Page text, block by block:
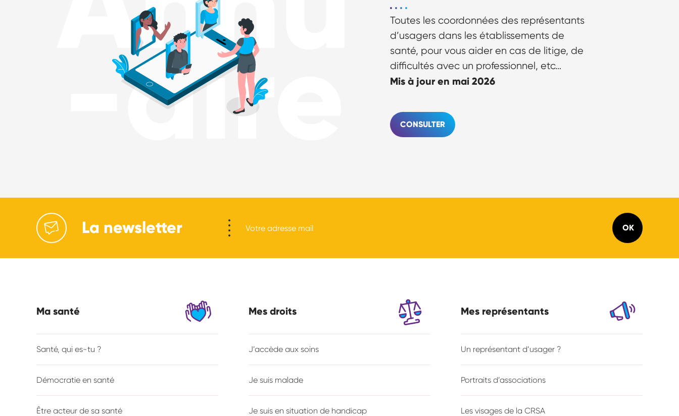
-aire
Toutes les coordonnées des représentants
d’usagers dans les établissements de
santé, pour vous aider en cas de litige, de
difficultés avec un professionnel, etc…
Mis à jour en mai 2026
CONSULTER
La newsletter
Navigation
principale
Ma santé
Santé, qui es-tu ?
Démocratie en santé
Être acteur de sa santé
Mes droits
J’accède aux soins
Je suis malade
Je suis en situation de handicap
Mes représentants
Un représentant d’usager ?
Portraits d’associations
Les visages de la CRSA